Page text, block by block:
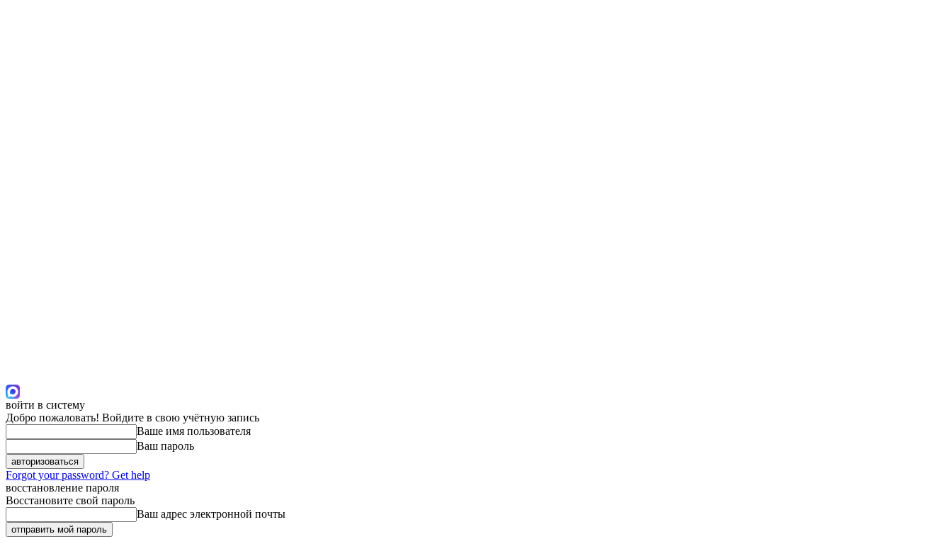
войти в систему
Добро пожаловать! Войдите в свою учётную запись
Ваше имя пользователя
Ваш пароль
Forgot your password? Get help
восстановление пароля
Восстановите свой пароль
Ваш адрес электронной почты